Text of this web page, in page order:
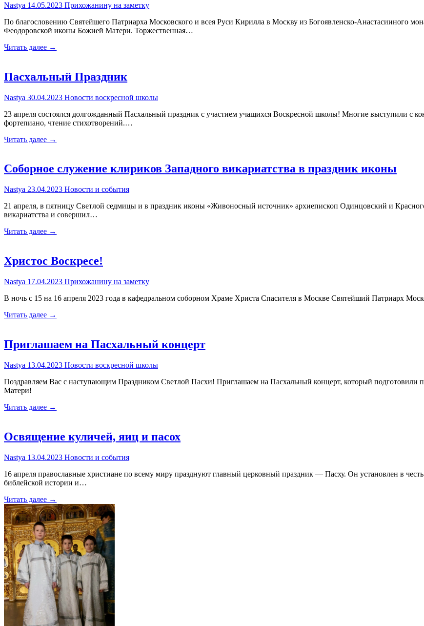
Nastya 14.05.2023 Прихожанину на заметку
По благословению Святейшего Патриарха Московского и всея Руси Кирилла в Москву из Богоявленско-Анастасииного
Феодоровской иконы Божией Матери. Торжественная…
Читать далее →
Пасхальный Праздник
Nastya 30.04.2023 Новости воскресной школы
23 апреля состоялся долгожданный Пасхальный праздник с участием учащихся Воскресной школы! Многие выступили с
фортепиано, чтение стихотворений.…
Читать далее →
Соборное служение клириков Западного викариатства в праздник иконы
Nastya 23.04.2023 Новости и события
21 апреля, в пятницу Светлой седмицы и в праздник иконы «Живоносный источник» архиепископ Одинцовский и
викариатства и совершил…
Читать далее →
Христос Воскресе!
Nastya 17.04.2023 Прихожанину на заметку
В ночь с 15 на 16 апреля 2023 года в кафедральном соборном Храме Христа Спасителя в Москве Святейший Патриарх
Читать далее →
Приглашаем на Пасхальный концерт
Nastya 13.04.2023 Новости воскресной школы
Поздравляем Вас с наступающим Праздником Светлой Пасхи! Приглашаем на Пасхальный концерт, который
Матери!
Читать далее →
Освящение куличей, яиц и пасох
Nastya 13.04.2023 Новости и события
16 апреля православные христиане по всему миру празднуют главный церковный праздник — Пасху. Он установлен в
библейской истории и…
Читать далее →